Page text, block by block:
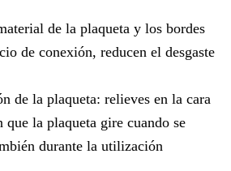
de la plaqueta y los bordes
de conexión, reducen el desgaste
de la plaqueta: relieves en la cara
la plaqueta gire cuando se
durante la utilización